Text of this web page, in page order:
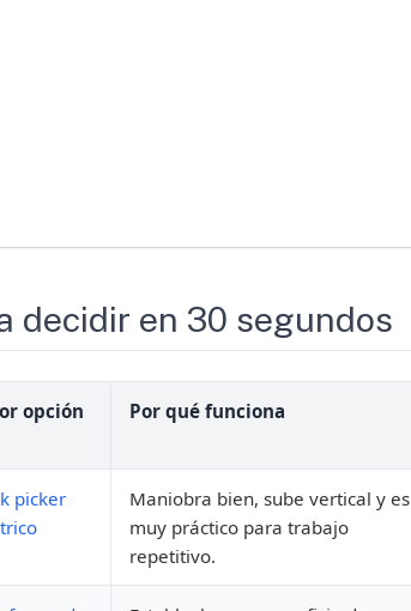
decidir en 30 segundos
opción Por qué funciona
picker
Maniobra bien, sube vertical y es
muy práctico para trabajo
repetitivo.